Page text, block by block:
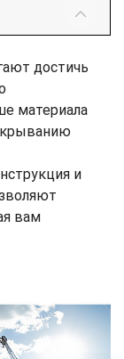
достичь
материала
и
вам